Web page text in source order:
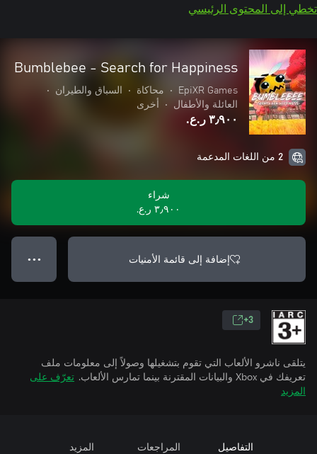
تخطي إلى المحتوى الرئيسي
Bumblebee - Search for Happiness
EpiXR Games
• محاكاة • السباق والطيران
•
العائلة والأطفال
• أخرى
٣٫٩٠٠ ر.ع.‏
2 من اللغات المدعمة
شراء
٣٫٩٠٠ ر.ع.‏
إضافة إلى قائمة الأمنيات ● ● ●
3+
يتلقى ناشرو الألعاب التي تقوم بتشغيلها وصولاً إلى معلومات ملف
تعريفك في Xbox والبيانات المقترنة بينما تمارس الألعاب.
تعرّف على
المزيد
التفاصيل المراجعات المزيد